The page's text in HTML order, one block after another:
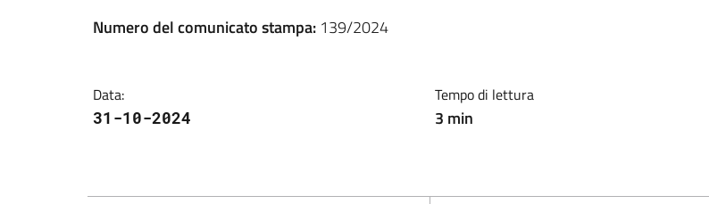
Numero del comunicato stampa: 139/2024
Data:
31-10-2024
Tempo di lettura
3 min